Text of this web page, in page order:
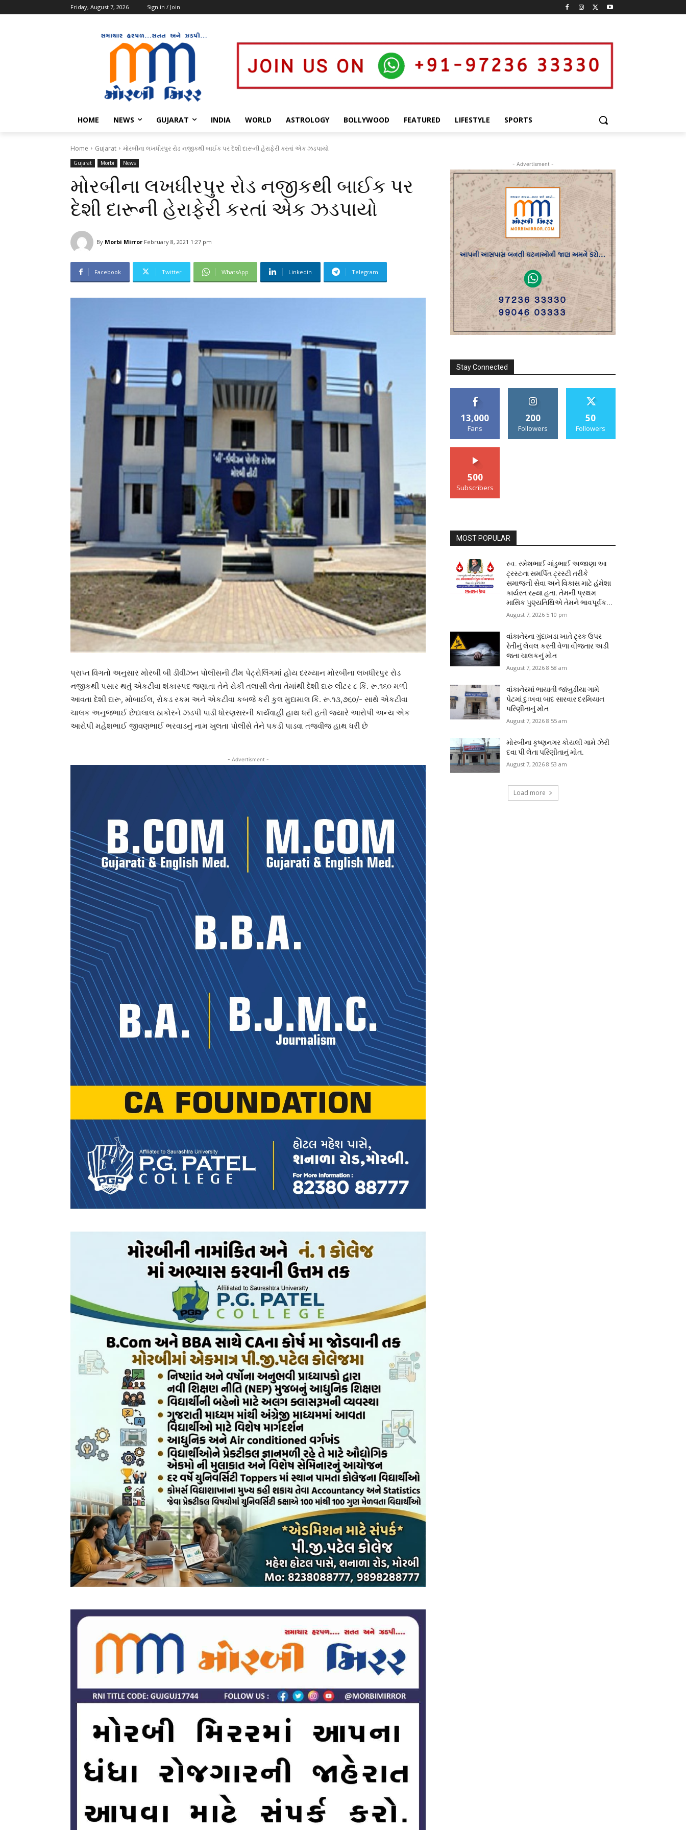
Friday, August 7, 2026 Sign in / Join
HOME NEWS GUJARAT INDIA WORLD ASTROLOGY BOLLYWOOD FEATURED LIFESTYLE SPORTS
Home Gujarat મોરબીના લખધીરપુર રોડ નજીકથી બાઈક પર દેશી દારૂની હેરાફેરી કરતાં એક ઝડપાયો
Gujarat Morbi News
મોરબીના લખધીરપુર રોડ નજીકથી બાઈક પર
દેશી દારૂની હેરાફેરી કરતાં એક ઝડપાયો
By Morbi Mirror February 8, 2021 1:27 pm
Facebook Twitter WhatsApp Linkedin Telegram
પ્રાપ્ત વિગતો અનુસાર મોરબી બી ડીવીઝન પોલીસની ટીમ પેટ્રોલિંગમાં હોય દરમ્યાન મોરબીના લખધીરપુર રોડ
નજીકથી પસાર થતું એકટીવા શંકાસ્પદ જણાતા તેને રોકી તલાસી લેતા તેમાંથી દેશી દારુ લીટર ૮ કિં. રૂ.૧૬૦ મળી
આવતા દેશી દારૂ, મોબાઈલ, રોકડ રકમ અને એકટીવા કબજે કરી કુલ મુદામાલ કિં. રૂ.૧૩,૭૬૦/- સાથે એકટીવા
ચાલક અનુજભાઈ છેદાલાલ ઠાકોરને ઝડપી પાડી ધોરણસરની કાર્યવાહી હાથ ધરી હતી જ્યારે આરોપી અન્ય એક
આરોપી મહેશભાઈ જીવણભાઈ ભરવાડનું નામ ખુલતા પોલીસે તેને પકડી પાડવા તજવીજ હાથ ધરી છે
- Advertisment -
- Advertisment -
Stay Connected
13,000
Fans
200
Followers
50
Followers
500
Subscribers
MOST POPULAR
સ્વ. રમેશભાઈ ગાંડુભાઈ અજાણા આ
ટ્રસ્ટના સમર્પિત ટ્રસ્ટી તરીકે
સમાજની સેવા અને વિકાસ માટે હંમેશા
કાર્યરત રહ્યા હતા. તેમની પ્રથમ
માસિક પુણ્યતિથિએ તેમને ભાવપૂર્વક...
August 7, 2026 5:10 pm
વાંકાનેરના ગુંદાખડા ખાતે ટ્રક ઉપર
રેતીનું લેવલ કરતી વેળા વીજતાર અડી
જતા ચાલકનું મોત
August 7, 2026 8:58 am
વાંકાનેરમાં ભાયાતી જાંબુડીયા ગામે
પેટમાં દુઃખવા બાદ સારવાર દરમિયાન
પરિણીતાનું મોત
August 7, 2026 8:55 am
મોરબીના કૃષ્ણનગર કોયલી ગામે ઝેરી
દવા પી લેતા પરિણીતાનું મોત.
August 7, 2026 8:53 am
Load more